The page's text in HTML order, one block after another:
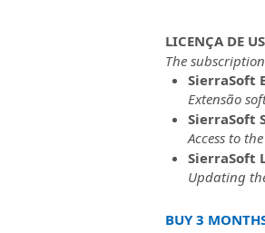
LICENÇA DE
The
SierraSoft
Extensão
SierraSoft
Access to
SierraSoft
Updating
BUY 3